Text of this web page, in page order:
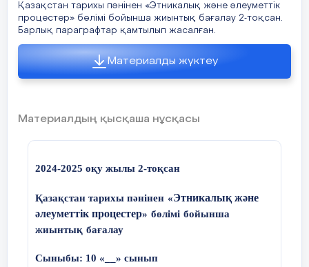
Сөйлемдерді суреттер арқылы
толықтырып жаз:
Бұл
Қазақстан тарихы пәнінен «Этникалық және әлеуметтік
процестер» бөлімі бойынша жиынтық бағалау 2-тоқсан.
Барлық параграфтар қамтылып жасалған.
Материалды жүктеу
Материалдың қысқаша нұсқасы
2024-2025 оқу жылы 2-тоқсан
Қазақстан тарихы пәнінен «Этникалық және
әлеуметтік процестер» бөлімі бойынша
жиынтық бағалау
Сыныбы: 10 «__» сынып